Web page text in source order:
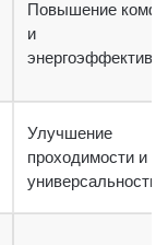
Повышение
и
Улучшение
проходимости и
универсальности